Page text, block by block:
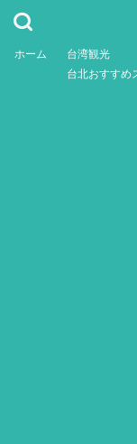
ホーム
台湾観光
台北おすすめ